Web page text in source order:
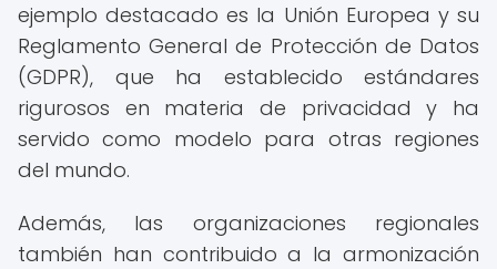
ejemplo destacado es la Unión Europea y su
Reglamento General de Protección de Datos
(GDPR), que ha establecido estándares
rigurosos en materia de privacidad y ha
servido como modelo para otras regiones
del mundo.
Además, las organizaciones regionales
también han contribuido a la armonización